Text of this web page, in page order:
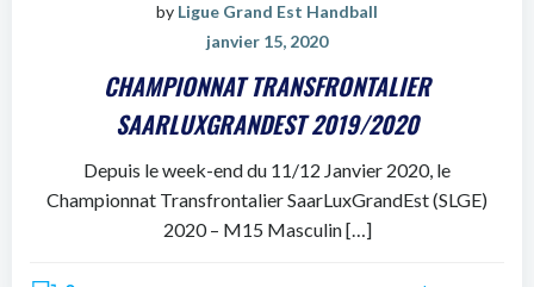
by Ligue Grand Est Handball
janvier 15, 2020
CHAMPIONNAT TRANSFRONTALIER
SAARLUXGRANDEST 2019/2020
Depuis le week-end du 11/12 Janvier 2020, le
Championnat Transfrontalier SaarLuxGrandEst (SLGE)
2020 – M15 Masculin […]